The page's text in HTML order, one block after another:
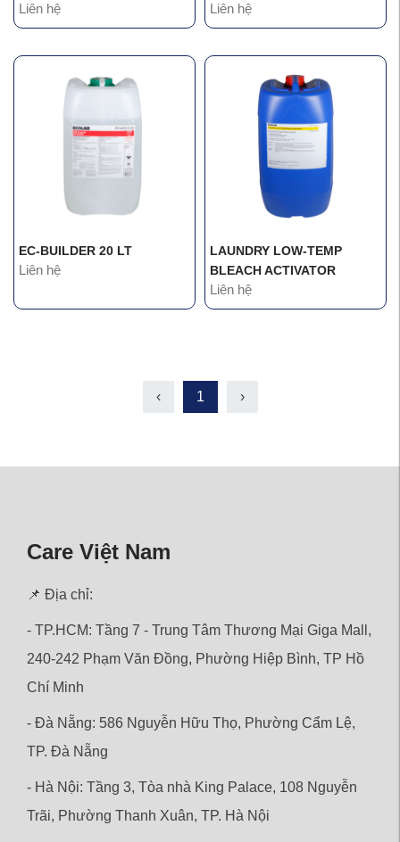
Liên hệ Liên hệ
EC-BUILDER 20 LT
Liên hệ
LAUNDRY LOW-TEMP
BLEACH ACTIVATOR
Liên hệ
‹ 1 ›
Care Việt Nam
📌 Địa chỉ:
- TP.HCM: Tầng 7 - Trung Tâm Thương Mại Giga Mall,
240-242 Phạm Văn Đồng, Phường Hiệp Bình, TP Hồ
Chí Minh
- Đà Nẵng: 586 Nguyễn Hữu Thọ, Phường Cẩm Lệ,
TP. Đà Nẵng
- Hà Nội: Tầng 3, Tòa nhà King Palace, 108 Nguyễn
Trãi, Phường Thanh Xuân, TP. Hà Nội